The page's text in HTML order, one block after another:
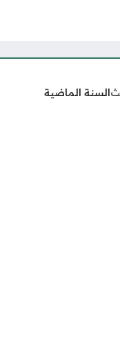
السنة الماضية